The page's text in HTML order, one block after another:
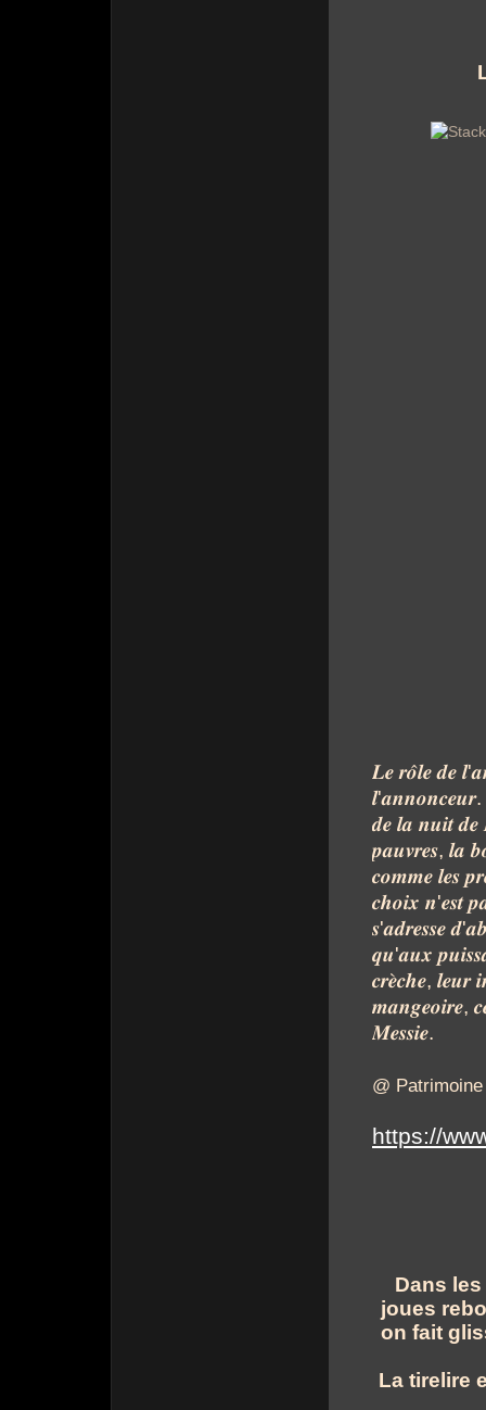
𝑳𝒆 𝒓𝒐̂𝒍𝒆 𝒅𝒆 𝒍'
𝒍'𝒂𝒏𝒏𝒐𝒏𝒄𝒆𝒖𝒓.
𝒅𝒆 𝒍𝒂 𝒏𝒖𝒊𝒕 𝒅𝒆
𝒑𝒂𝒖𝒗𝒓𝒆𝒔, 𝒍𝒂
𝒄𝒐𝒎𝒎𝒆 𝒍𝒆𝒔
𝒄𝒉𝒐𝒊𝒙 𝒏'𝒆𝒔𝒕
𝒔'𝒂𝒅𝒓𝒆𝒔𝒔𝒆 𝒅'
𝒒𝒖'𝒂𝒖𝒙
𝒄𝒓𝒆̀𝒄𝒉𝒆, 𝒍𝒆𝒖𝒓
𝒎𝒂𝒏𝒈𝒆𝒐𝒊𝒓𝒆,
𝑴𝒆𝒔𝒔𝒊𝒆.
@
https://
Dans
joues
on fait
La tirelire